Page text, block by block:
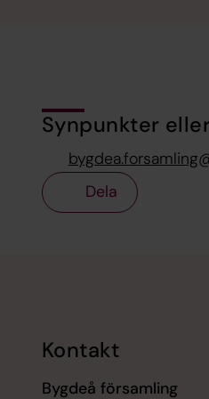
Synpunkter
Dela
Kontakt
Bygdeå församling